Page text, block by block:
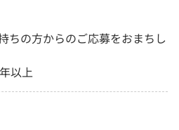
ちの方からのご応募をおまちし
以上